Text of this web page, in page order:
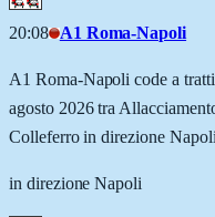
20:08 A1 Roma-Napoli
A1 Roma-Napoli code a
agosto 2026 tra
Colleferro in direzione Napoli
in direzione Napoli